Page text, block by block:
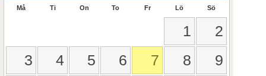
Må Ti On To Fr Lö Sö
1
2
3
4 5 6 7 8
9